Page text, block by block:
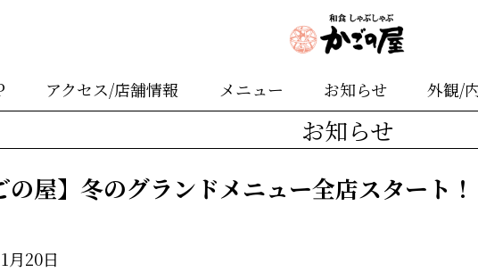
アクセス/店舗情報 メニュー お知らせ 外観/
お知らせ
の屋】冬のグランドメニュー全店スタート！
月20日